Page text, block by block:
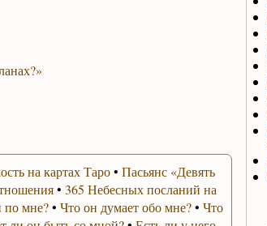
на картах Таро• Пасьянс «Девять
• 365 Небесных посланий на
по мне?• Что он думает обо мне?• Что